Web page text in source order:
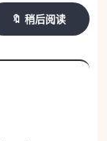
🔖 稍后阅读